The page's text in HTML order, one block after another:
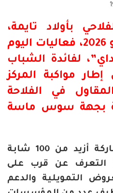
بأولاد تايمة،
اليوم الثلاثاء 9 يونيو 2026، فعاليات اليوم
لفائدة الشباب
إطار مواكبة المركز
في الفلاحة
بجهة سوس ماسة
وعرف هذا اللقاء مشاركة أزيد من 100 شابة
التعرف عن قرب على
التمويلية والدعم